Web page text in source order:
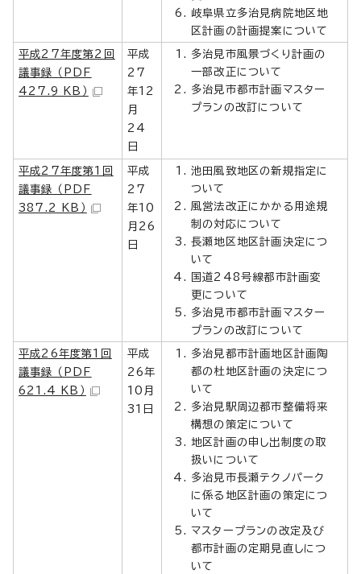
岐阜県立多治見病院地区地
区計画の計画提案について
平成27年度第2回
議事録 （PDF
427.9 KB）
平成
27
年12
月
24
日
多治見市風景づくり計画の
一部改正について
多治見市都市計画マスター
プランの改訂について
平成27年度第1回
議事録 （PDF
387.2 KB）
平成
27
年10
月26
日
池田風致地区の新規指定に
ついて
風営法改正にかかる用途規
制の対応について
長瀬地区地区計画決定につ
いて
国道248号線都市計画変
更について
多治見市都市計画マスター
プランの改訂について
平成26年度第1回
議事録 （PDF
621.4 KB）
平成
26年
10月
31日
多治見都市計画地区計画陶
都の杜地区計画の決定につ
いて
多治見駅周辺都市整備将来
構想の策定について
地区計画の申し出制度の取
扱いについて
多治見市長瀬テクノパーク
に係る地区計画の策定につ
いて
マスタープランの改定及び
都市計画の定期見直しにつ
いて